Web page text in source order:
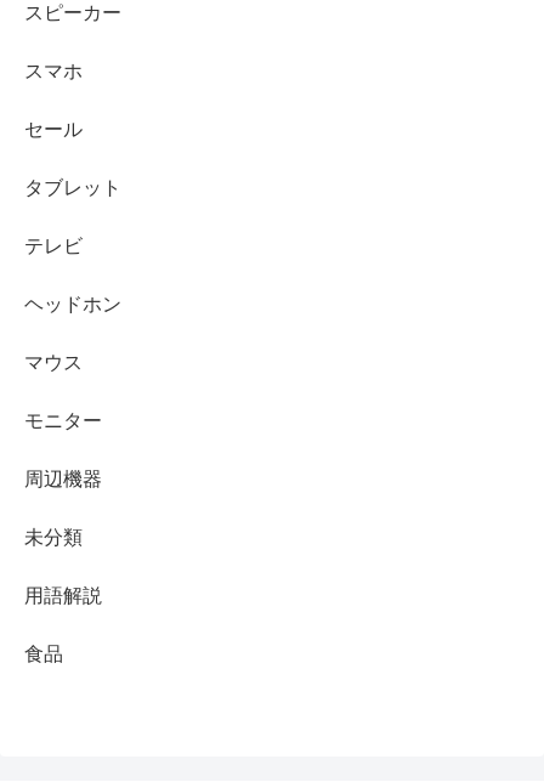
スピーカー
スマホ
セール
タブレット
テレビ
ヘッドホン
マウス
モニター
周辺機器
未分類
用語解説
食品